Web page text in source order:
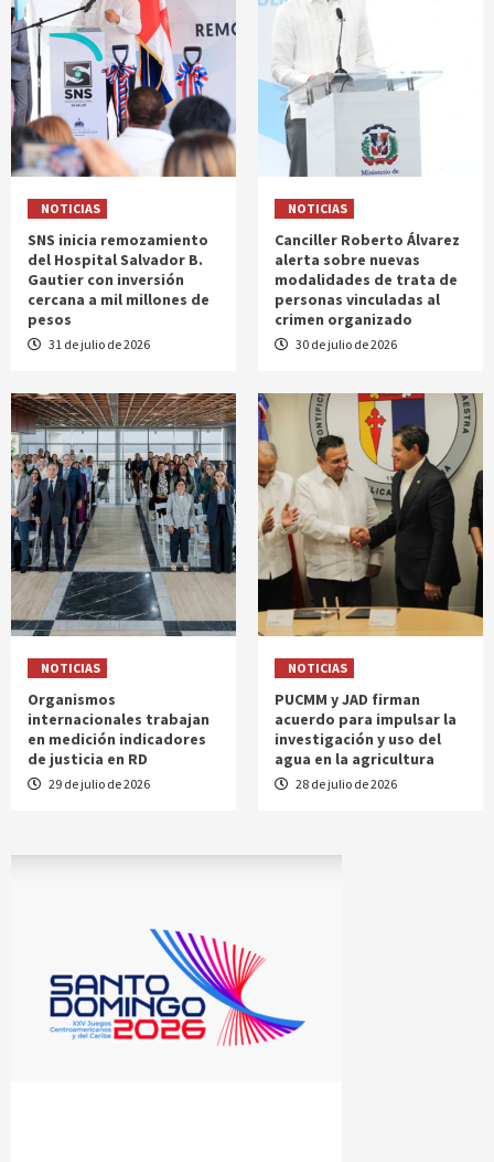
NOTICIAS
SNS inicia remozamiento
del Hospital Salvador B.
Gautier con inversión
cercana a mil millones de
pesos
31 de julio de 2026
NOTICIAS
Canciller Roberto Álvarez
alerta sobre nuevas
modalidades de trata de
personas vinculadas al
crimen organizado
30 de julio de 2026
NOTICIAS
Organismos
internacionales trabajan
en medición indicadores
de justicia en RD
29 de julio de 2026
NOTICIAS
PUCMM y JAD firman
acuerdo para impulsar la
investigación y uso del
agua en la agricultura
28 de julio de 2026